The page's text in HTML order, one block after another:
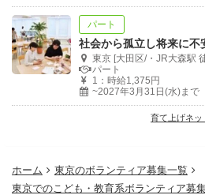
社会とのつながりを持っている時
を通じてお金に関する正しい知識
肢、あるいは困った時の相談先な
要な情報を提供し、無業化を防ぎ
全ての若者に、将来を選ぶこと
育て上げネットの願いです。
パート
東京 [大田区/・JR大森駅
パート
1：時給1,375円
~2027年3月31日(水)まで
育て上げネッ
ホーム
東京のボランティア募集一覧
東京でのこども・教育系ボランティア募